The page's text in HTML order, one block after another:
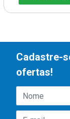
Cadastre-
ofertas!